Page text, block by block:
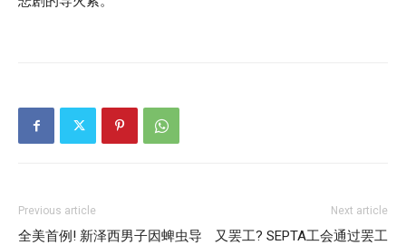
Previous article
全美首例! 新泽西男子因蜱虫导
Next article
又罢工? SEPTA工会通过罢工